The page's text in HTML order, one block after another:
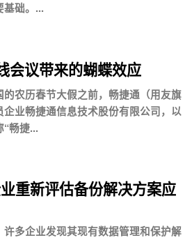
基础。...
会议带来的蝴蝶效应
的农历春节大假之前，畅捷通（用友旗
企业畅捷通信息技术股份有限公司，以
“畅捷...
重新评估备份解决方案应
许多企业发现其现有数据管理和保护解